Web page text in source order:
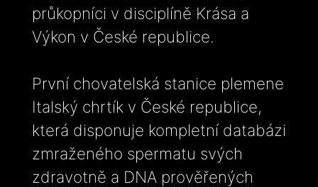
průkopníci v disciplíně Krása a
Výkon v České republice.
První chovatelská stanice plemene
Italský chrtík v České republice,
která disponuje kompletní databázi
zmraženého spermatu svých
zdravotně a DNA prověřených